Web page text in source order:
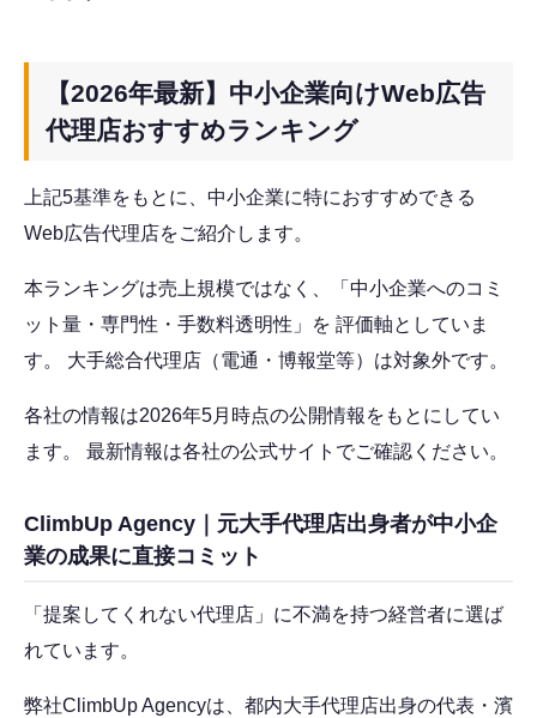
【2026年最新】中小企業向けWeb広告
代理店おすすめランキング
上記5基準をもとに、中小企業に特におすすめできる
Web広告代理店をご紹介します。
本ランキングは売上規模ではなく、「中小企業へのコミ
ット量・専門性・手数料透明性」を 評価軸としていま
す。 大手総合代理店（電通・博報堂等）は対象外です。
各社の情報は2026年5月時点の公開情報をもとにしてい
ます。 最新情報は各社の公式サイトでご確認ください。
ClimbUp Agency｜元大手代理店出身者が中小企
業の成果に直接コミット
「提案してくれない代理店」に不満を持つ経営者に選ば
れています。
弊社ClimbUp Agencyは、都内大手代理店出身の代表・濱